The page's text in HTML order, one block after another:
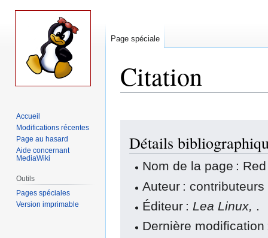
Citation
navigation
recherche
Détails
Nom de la page :
Auteur :
Éditeur : Lea Linux, .
Dernière
Page spéciale
Accueil
Modifications récentes
Page au hasard
Aide concernant
MediaWiki
Outils
Pages spéciales
Version imprimable